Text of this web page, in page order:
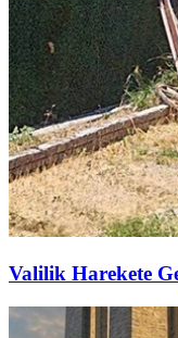
Valilik Harekete